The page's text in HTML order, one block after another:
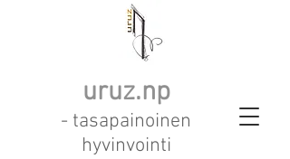
uruz.np
- tasapainoinen
hyvinvointi